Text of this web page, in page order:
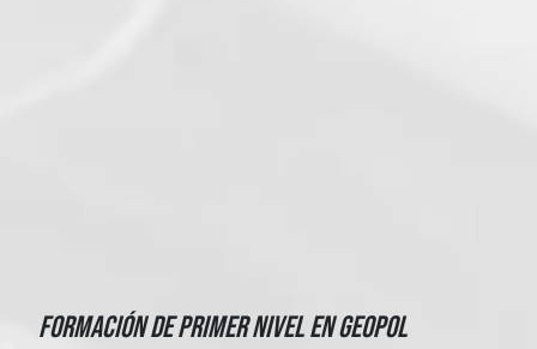
Formación de Primer Nivel en Geopol